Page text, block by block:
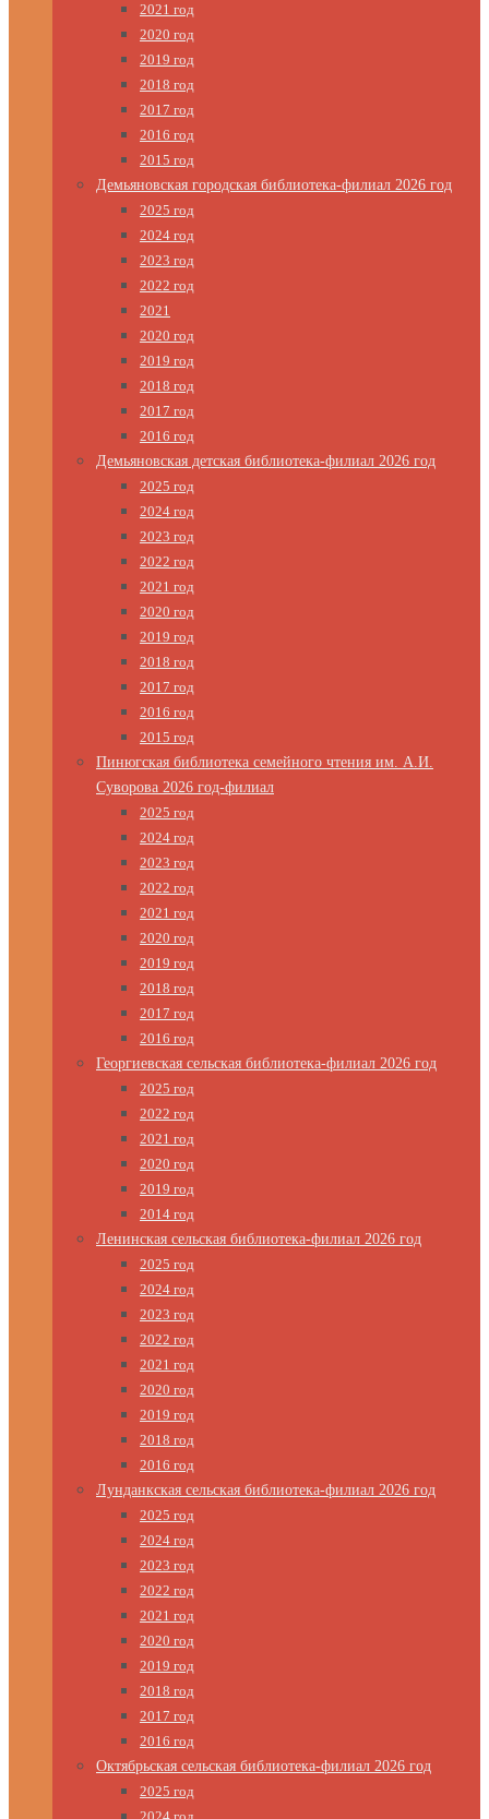
2021 год
2020 год
2019 год
2018 год
2017 год
2016 год
2015 год
Демьяновская городская библиотека-филиал 2026 год
2025 год
2024 год
2023 год
2022 год
2021
2020 год
2019 год
2018 год
2017 год
2016 год
Демьяновская детская библиотека-филиал 2026 год
2025 год
2024 год
2023 год
2022 год
2021 год
2020 год
2019 год
2018 год
2017 год
2016 год
2015 год
Пинюгская библиотека семейного чтения им. А.И.
Суворова 2026 год-филиал
2025 год
2024 год
2023 год
2022 год
2021 год
2020 год
2019 год
2018 год
2017 год
2016 год
Георгиевская сельская библиотека-филиал 2026 год
2025 год
2022 год
2021 год
2020 год
2019 год
2014 год
Ленинская сельская библиотека-филиал 2026 год
2025 год
2024 год
2023 год
2022 год
2021 год
2020 год
2019 год
2018 год
2016 год
Лунданкская сельская библиотека-филиал 2026 год
2025 год
2024 год
2023 год
2022 год
2021 год
2020 год
2019 год
2018 год
2017 год
2016 год
Октябрьская сельская библиотека-филиал 2026 год
2025 год